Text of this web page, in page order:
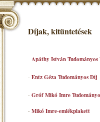
Díjak, kitüntetések
- Apáthy István
- Entz Géza Tudományos Díj
- Gróf Mikó Imre
- Mikó Imre-emlékplakett